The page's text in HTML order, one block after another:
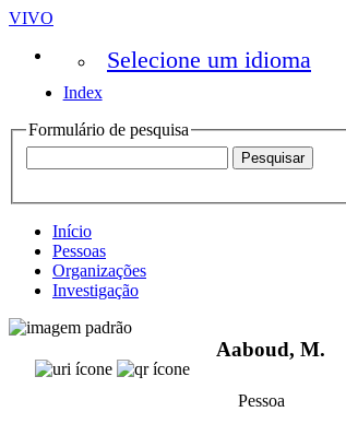
VIVO
Selecione um idioma
Index
Formulário de pesquisa
Início
Pessoas
Organizações
Investigação
Aaboud, M.
Pessoa